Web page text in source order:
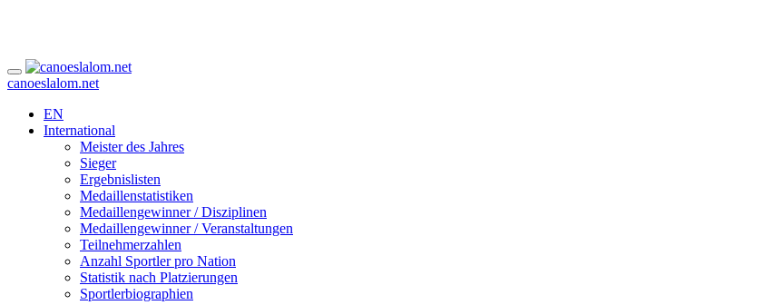
canoeslalom.net
EN
International
Meister des Jahres
Sieger
Ergebnislisten
Medaillenstatistiken
Medaillengewinner / Disziplinen
Medaillengewinner / Veranstaltungen
Teilnehmerzahlen
Anzahl Sportler pro Nation
Statistik nach Platzierungen
Sportlerbiographien